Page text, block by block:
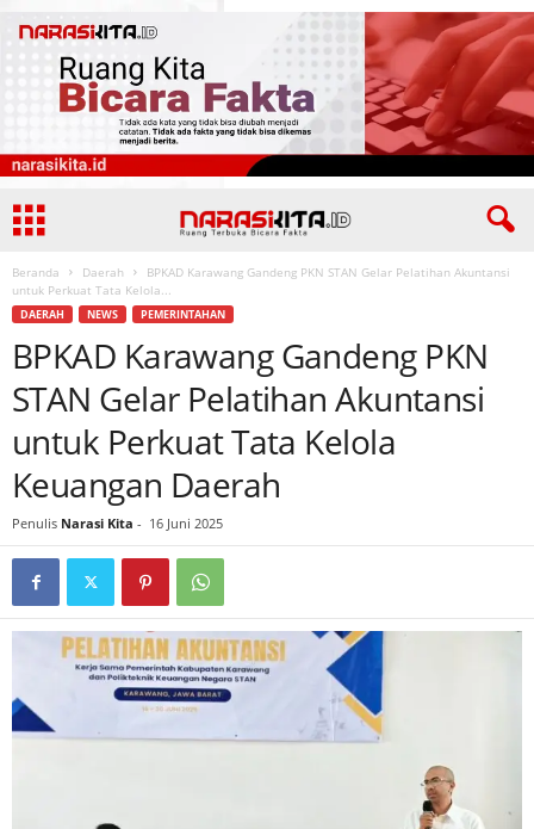
Beranda Daerah
BPKAD Karawang Gandeng PKN STAN Gelar Pelatihan Akuntansi
untuk Perkuat Tata Kelola...
DAERAH NEWS PEMERINTAHAN
BPKAD Karawang Gandeng PKN
STAN Gelar Pelatihan Akuntansi
untuk Perkuat Tata Kelola
Keuangan Daerah
Penulis Narasi Kita - 16 Juni 2025